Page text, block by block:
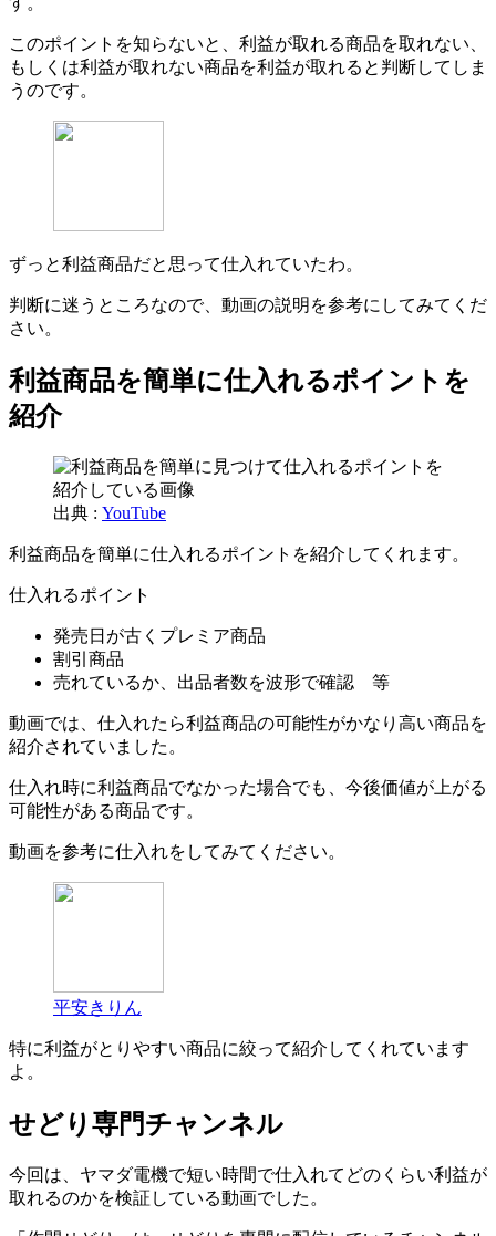
このポイントを知らないと、利益が取れる商品を取れない、
もしくは利益が取れない商品を利益が取れると判断してしま
うのです。
ずっと利益商品だと思って仕入れていたわ。
判断に迷うところなので、動画の説明を参考にしてみてくだ
さい。
利益商品を簡単に仕入れるポイントを
紹介
出典 : YouTube
利益商品を簡単に仕入れるポイントを紹介してくれます。
仕入れるポイント
発売日が古くプレミア商品
割引商品
売れているか、出品者数を波形で確認 等
動画では、仕入れたら利益商品の可能性がかなり高い商品を
紹介されていました。
仕入れ時に利益商品でなかった場合でも、今後価値が上がる
可能性がある商品です。
動画を参考に仕入れをしてみてください。
平安きりん
特に利益がとりやすい商品に絞って紹介してくれています
よ。
せどり専門チャンネル
今回は、ヤマダ電機で短い時間で仕入れてどのくらい利益が
取れるのかを検証している動画でした。